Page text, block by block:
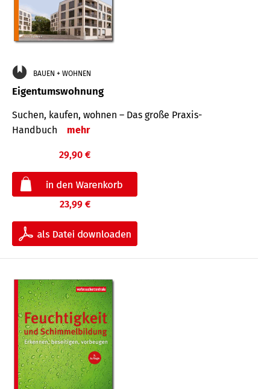
BAUEN + WOHNEN
Eigentumswohnung
Suchen, kaufen, wohnen – Das große Praxis-
Handbuch
mehr
29,90 €
23,99 €